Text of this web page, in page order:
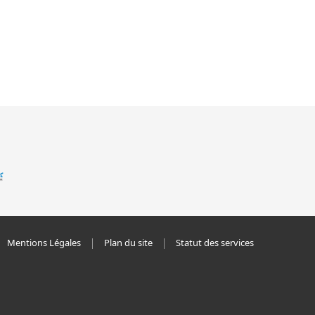
Mentions Légales Plan du site Statut des services